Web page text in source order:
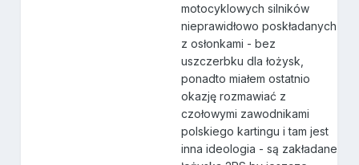
motocyklowych silników
nieprawidłowo poskładanych
z osłonkami - bez
uszczerbku dla łożysk,
ponadto miałem ostatnio
okazję rozmawiać z
czołowymi zawodnikami
polskiego kartingu i tam jest
inna ideologia - są zakładane